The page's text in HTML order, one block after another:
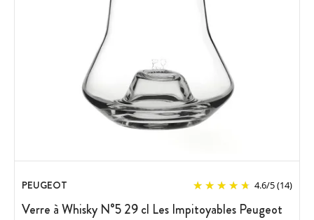
PEUGEOT 4.6/5(14)
Verre à Whisky N°5 29 cl Les Impitoyables Peugeot